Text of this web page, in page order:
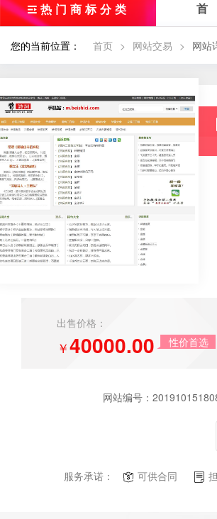
热门商标分类
您的当前位置： 首页 > 网站交易 > 网站
出售价格：
￥40000.00 性价首选
网站编号：
服务承诺： 可供合同